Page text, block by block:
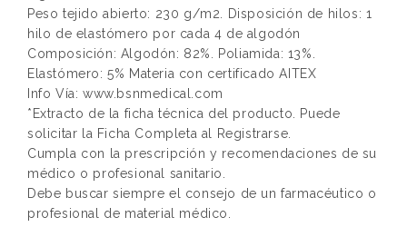
Peso tejido abierto: 230 g/m2. Disposición de hilos: 1
hilo de elastómero por cada 4 de algodón
Composición: Algodón: 82%. Poliamida: 13%.
Elastómero: 5% Materia con certificado AITEX
Info Vía: www.bsnmedical.com
*Extracto de la ficha técnica del producto. Puede
solicitar la Ficha Completa al Registrarse.
Cumpla con la prescripción y recomendaciones de su
médico o profesional sanitario.
Debe buscar siempre el consejo de un farmacéutico o
profesional de material médico.